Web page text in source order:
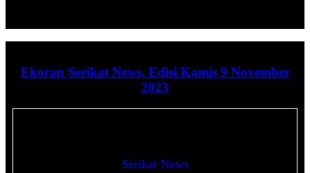
Ekoran Serikat News, Edisi Kamis 9 November
2023
Serikat News